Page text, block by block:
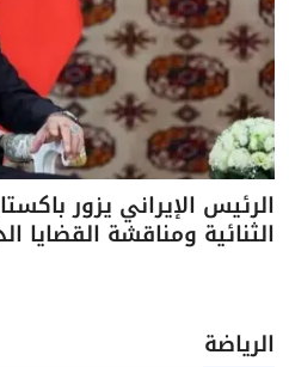
الرئيس الإيراني يزور
الثنائية ومناقشة القضايا
الرياضة